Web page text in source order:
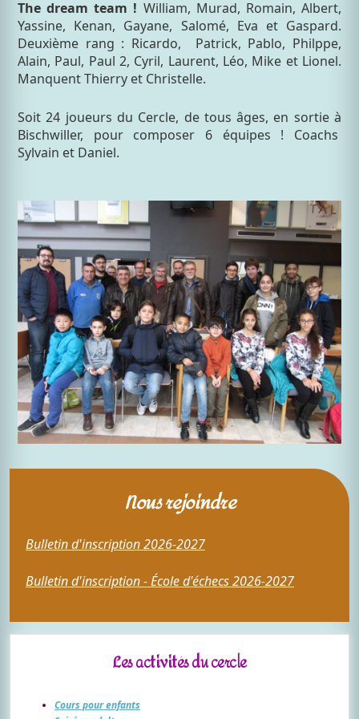
The dream team ! William, Murad, Romain, Albert,
Yassine, Kenan, Gayane, Salomé, Eva et Gaspard.
Deuxième rang : Ricardo, Patrick, Pablo, Philppe,
Alain, Paul, Paul 2, Cyril, Laurent, Léo, Mike et Lionel.
Manquent Thierry et Christelle.
Soit 24 joueurs du Cercle, de tous âges, en sortie à
Bischwiller, pour composer 6 équipes ! Coachs
Sylvain et Daniel.
Nous rejoindre
Bulletin d'inscription 2026-2027
Bulletin d'inscription - École d'échecs 2026-2027
Les activités du cercle
Cours pour enfants